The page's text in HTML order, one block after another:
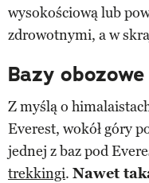
wysokościową lub
zdrowotnymi, a w
Bazy
Z myślą o
Everest, wokół góry
jednej z baz pod
trekkingi. Nawet